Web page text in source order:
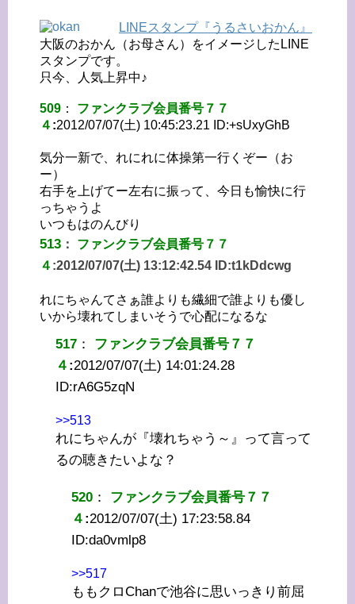
LINEスタンプ『うるさいおかん』
大阪のおかん（お母さん）をイメージしたLINE
スタンプです。
只今、人気上昇中♪
509 ： ファンクラブ会員番号７７
４ :2012/07/07(土) 10:45:23.21 ID:+sUxyGhB
気分一新で、れにれに体操第一行くぞー（お
ー）
右手を上げてー左右に振って、今日も愉快に行
っちゃうよ
いつもはのんびり
513 ： ファンクラブ会員番号７７
４ :2012/07/07(土) 13:12:42.54 ID:t1kDdcwg
れにちゃんてさぁ誰よりも繊細で誰よりも優し
いから壊れてしまいそうで心配になるな
517 ： ファンクラブ会員番号７７
４ :2012/07/07(土) 14:01:24.28
ID:rA6G5zqN
>>513
れにちゃんが『壊れちゃう～』って言って
るの聴きたいよな？
520 ： ファンクラブ会員番号７７
４ :2012/07/07(土) 17:23:58.84
ID:da0vmlp8
>>517
ももクロChanで池谷に思いっきり前屈